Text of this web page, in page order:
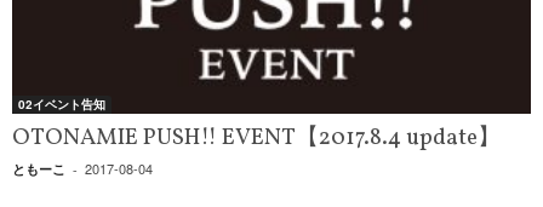
02イベント告知
OTONAMIE PUSH!! EVENT【2017.8.4 update】
ともーこ - 2017-08-04